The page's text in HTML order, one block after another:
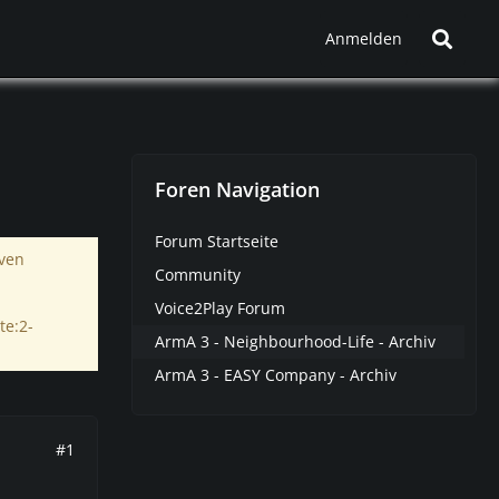
Anmelden
#1
Foren Navigation
Forum Startseite
Community
Voice2Play Forum
ArmA 3 - Neighbourhood-Life - Archiv
ArmA 3 - EASY Company - Archiv